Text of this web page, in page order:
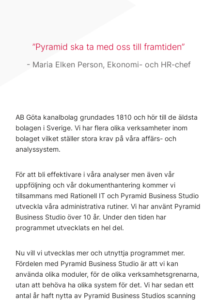
Pyramid ska ta med oss till framtiden
Maria Elken Person, Ekonomi- och HR-chef
AB Göta kanalbolag grundades 1810 och hör till de äldsta
bolagen i Sverige. Vi har flera olika verksamheter inom
bolaget vilket ställer stora krav på våra affärs- och
analyssystem.
För att bli effektivare i våra analyser men även vår
uppföljning och vår dokumenthantering kommer vi
tillsammans med Rationell IT och Pyramid Business Studio
utveckla våra administrativa rutiner. Vi har använt Pyramid
Business Studio över 10 år. Under den tiden har
programmet utvecklats en hel del.
Nu vill vi utvecklas mer och utnyttja programmet mer.
Fördelen med Pyramid Business Studio är att vi kan
använda olika moduler, för de olika verksamhetsgrenarna,
utan att behöva ha olika system för det. Vi har sedan ett
antal år haft nytta av Pyramid Business Studios scanning